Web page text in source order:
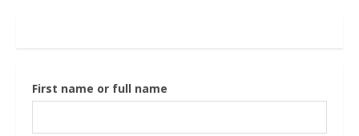
First name or full name